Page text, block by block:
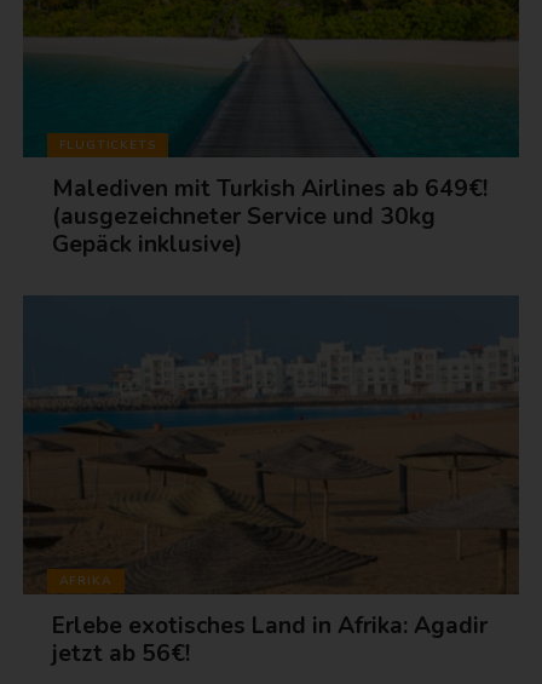
FLUGTICKETS
Malediven mit Turkish Airlines ab 649€!
(ausgezeichneter Service und 30kg
Gepäck inklusive)
AFRIKA
Erlebe exotisches Land in Afrika: Agadir
jetzt ab 56€!